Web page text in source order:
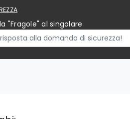
"Fragole" al singolare